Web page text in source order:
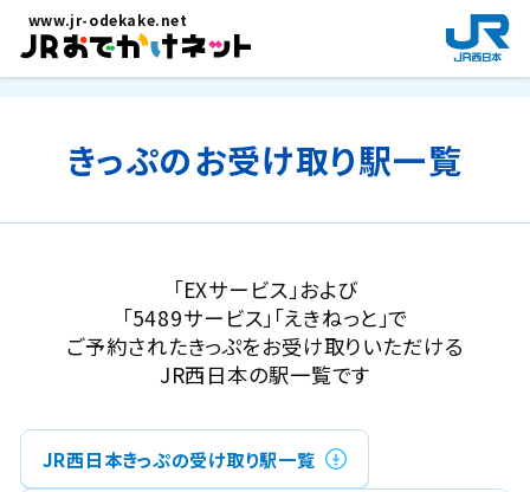
メインコンテンツにスキップ
www.jr-odekake.net
新
規
ウ
ン
ド
で
す
きっぷのお受け取り駅一覧
「EXサービス」および
「5489サービス」「えきねっと」で
ご予約されたきっぷをお受け取りいただける
JR西日本の駅一覧です
JR西日本きっぷの受け取り駅一覧